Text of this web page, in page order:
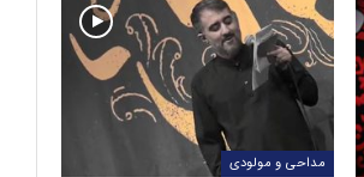
مداحی و مولودی